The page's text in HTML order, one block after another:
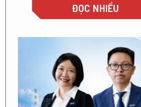
ĐỌC NHIỀU